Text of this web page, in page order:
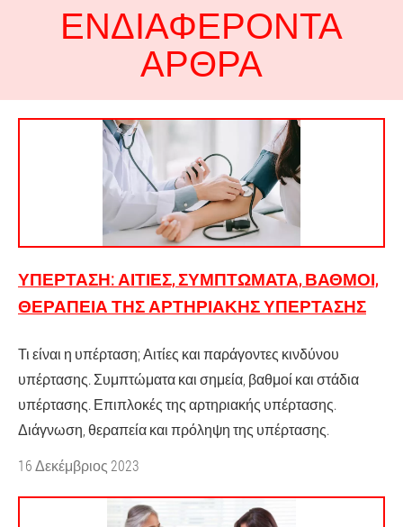
ΕΝΔΙΑΦΈΡΟΝΤΑ
ΆΡΘΡΑ
ΥΠΈΡΤΑΣΗ: ΑΙΤΊΕΣ, ΣΥΜΠΤΏΜΑΤΑ, ΒΑΘΜΟΊ,
ΘΕΡΑΠΕΊΑ ΤΗΣ ΑΡΤΗΡΙΑΚΉΣ ΥΠΈΡΤΑΣΗΣ
Τι είναι η υπέρταση; Αιτίες και παράγοντες κινδύνου
υπέρτασης. Συμπτώματα και σημεία, βαθμοί και στάδια
υπέρτασης. Επιπλοκές της αρτηριακής υπέρτασης.
Διάγνωση, θεραπεία και πρόληψη της υπέρτασης.
16 Δεκέμβριος 2023